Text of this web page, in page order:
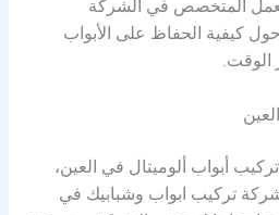
المتخصص في الشركة
كيفية الحفاظ على الأبواب
الوقت.
أبواب ألوميتال في العين،
تركيب ابواب وشبابيك في